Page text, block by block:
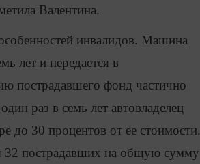
Валентина.
инвалидов. Машина
лет и передается в
пострадавшего фонд частично
раз в семь лет автовладелец
до 30 процентов от ее стоимости.
32 пострадавших на общую сумму